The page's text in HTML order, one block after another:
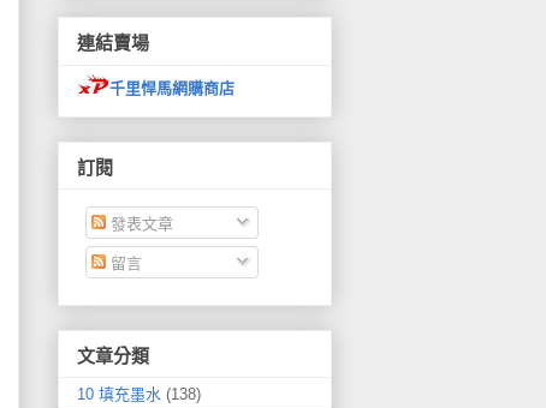
連結賣場
千里悍馬網購商店
訂閱
發表文章
留言
文章分類
10 填充墨水 (138)